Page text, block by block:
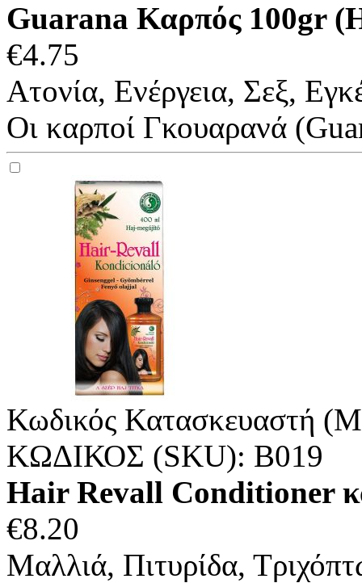
Guarana Καρπός 100gr
€4.75
Ατονία, Ενέργεια, Σεξ,
Οι καρποί Γκουαρανά
Κωδικός Κατασκευαστή
ΚΩΔΙΚΟΣ (SKU): B019
Hair Revall Conditioner
€8.20
Μαλλιά, Πιτυρίδα,